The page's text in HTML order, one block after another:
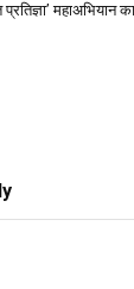
महाअभियान का